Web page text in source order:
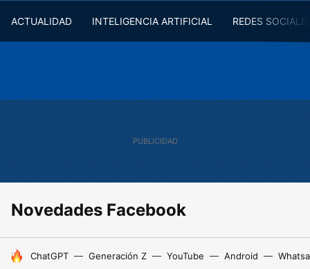
ACTUALIDAD INTELIGENCIA ARTIFICIAL REDES
Novedades Facebook
HOY SE HABLA DE
ChatGPT Generación Z YouTube Android